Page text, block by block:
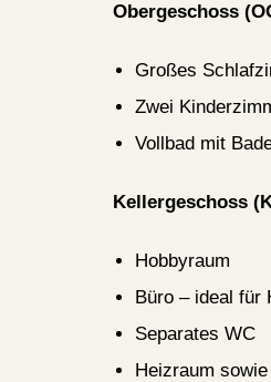
Obergeschoss
Großes
Zwei
Vollbad mit
Kellergeschoss
Hobbyraum
Büro – ideal für
Separates WC
Heizraum